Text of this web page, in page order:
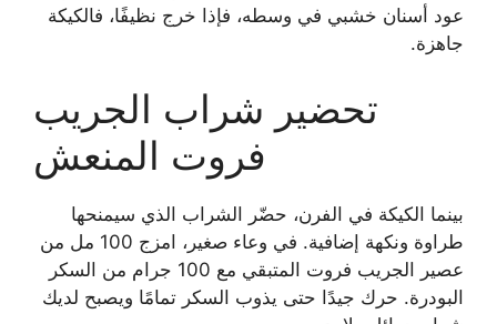
عود أسنان خشبي في وسطه، فإذا خرج نظيفًا، فالكيكة
جاهزة.
تحضير شراب الجريب
فروت المنعش
بينما الكيكة في الفرن، حضّر الشراب الذي سيمنحها
طراوة ونكهة إضافية. في وعاء صغير، امزج 100 مل من
عصير الجريب فروت المتبقي مع 100 جرام من السكر
البودرة. حرك جيدًا حتى يذوب السكر تمامًا ويصبح لديك